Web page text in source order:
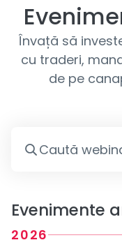
Învață să
cu traderi,
de pe
Evenimente
2026